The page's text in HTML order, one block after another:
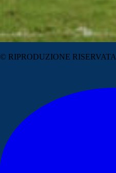
© RIPRODUZIONE RISERVATA